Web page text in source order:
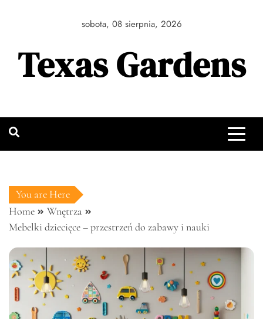
sobota, 08 sierpnia, 2026
Texas Gardens
You are Here
Home
Wnętrza
Mebelki dziecięce – przestrzeń do zabawy i nauki